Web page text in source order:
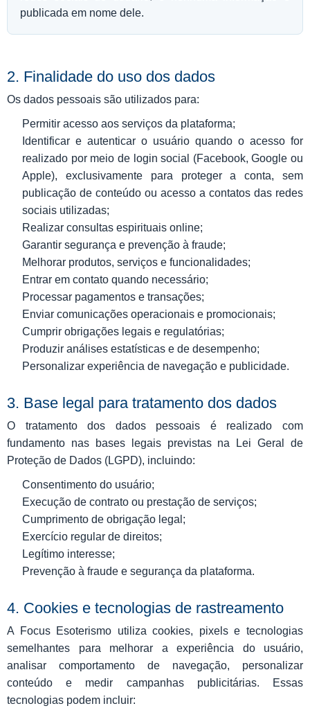
publicada em nome dele.
2. Finalidade do uso dos dados
Os dados pessoais são utilizados para:
Permitir acesso aos serviços da plataforma;
Identificar e autenticar o usuário quando o acesso for
realizado por meio de login social (Facebook, Google ou
Apple), exclusivamente para proteger a conta, sem
publicação de conteúdo ou acesso a contatos das redes
sociais utilizadas;
Realizar consultas espirituais online;
Garantir segurança e prevenção à fraude;
Melhorar produtos, serviços e funcionalidades;
Entrar em contato quando necessário;
Processar pagamentos e transações;
Enviar comunicações operacionais e promocionais;
Cumprir obrigações legais e regulatórias;
Produzir análises estatísticas e de desempenho;
Personalizar experiência de navegação e publicidade.
3. Base legal para tratamento dos dados
O tratamento dos dados pessoais é realizado com
fundamento nas bases legais previstas na Lei Geral de
Proteção de Dados (LGPD), incluindo:
Consentimento do usuário;
Execução de contrato ou prestação de serviços;
Cumprimento de obrigação legal;
Exercício regular de direitos;
Legítimo interesse;
Prevenção à fraude e segurança da plataforma.
4. Cookies e tecnologias de rastreamento
A Focus Esoterismo utiliza cookies, pixels e tecnologias
semelhantes para melhorar a experiência do usuário,
analisar comportamento de navegação, personalizar
conteúdo e medir campanhas publicitárias. Essas
tecnologias podem incluir: